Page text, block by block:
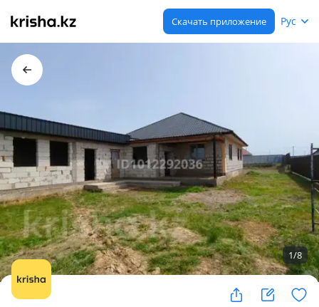
Скачать приложение Рус
1/8